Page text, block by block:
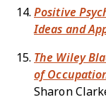
Positive
Ideas and
The Wiley
of
Sharon